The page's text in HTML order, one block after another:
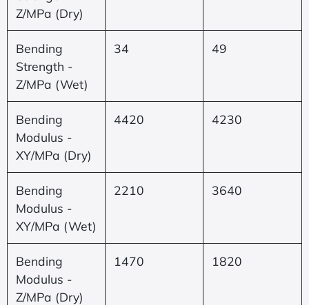
Z/MPa (Dry)
Bending
Strength -
Z/MPa (Wet)
34 49
Bending
Modulus -
XY/MPa (Dry)
4420 4230
Bending
Modulus -
XY/MPa (Wet)
2210 3640
Bending
Modulus -
Z/MPa (Dry)
1470 1820